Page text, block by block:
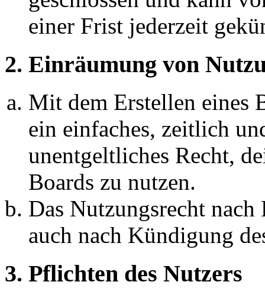
einer Frist jederzeit
2. Einräumung von
Mit dem Erstellen eines
ein einfaches, zeitlich
unentgeltliches Recht,
Boards zu nutzen.
Das Nutzungsrecht
auch nach Kündigung
3. Pflichten des Nutzers